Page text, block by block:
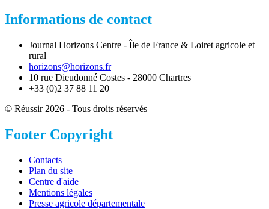
Informations de contact
Journal Horizons Centre - Île de France & Loiret agricole et
rural
horizons@horizons.fr
10 rue Dieudonné Costes - 28000 Chartres
+33 (0)2 37 88 11 20
© Réussir 2026 - Tous droits réservés
Footer Copyright
Contacts
Plan du site
Centre d'aide
Mentions légales
Presse agricole départementale